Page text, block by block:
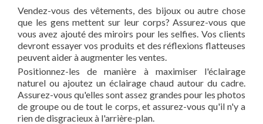
Vendez-vous des vêtements, des bijoux ou autre chose
que les gens mettent sur leur corps? Assurez-vous que
vous avez ajouté des miroirs pour les selfies. Vos clients
devront essayer vos produits et des réflexions flatteuses
peuvent aider à augmenter les ventes.
Positionnez-les de manière à maximiser l'éclairage
naturel ou ajoutez un éclairage chaud autour du cadre.
Assurez-vous qu'elles sont assez grandes pour les photos
de groupe ou de tout le corps, et assurez-vous qu'il n'y a
rien de disgracieux à l'arrière-plan.